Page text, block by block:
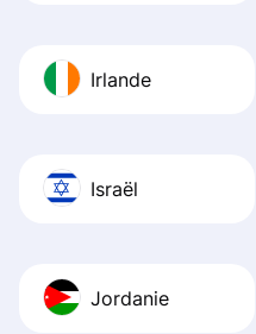
Irlande
Israël
Jordanie